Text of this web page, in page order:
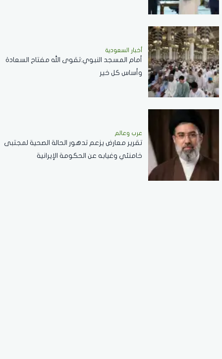
أخبار السعودية
أمام المسجد النبوي:تقوى الله مفتاح السعادة
وأساس كل خير
عرب وعالم
تقرير معارض يزعم تدهور الحالة الصحية لمجتبى
خامنئي وغيابه عن الحكومة الإيرانية